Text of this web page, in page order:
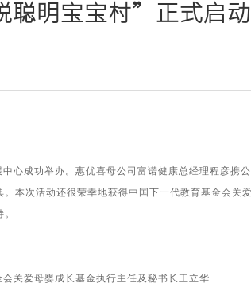
聪明宝宝村”正式启动
心成功举办。惠优喜母公司富诺健康总经理程彦携
本次活动还很荣幸地获得中国下一代教育基金会关
关爱母婴成长基金执行主任及秘书长王立华